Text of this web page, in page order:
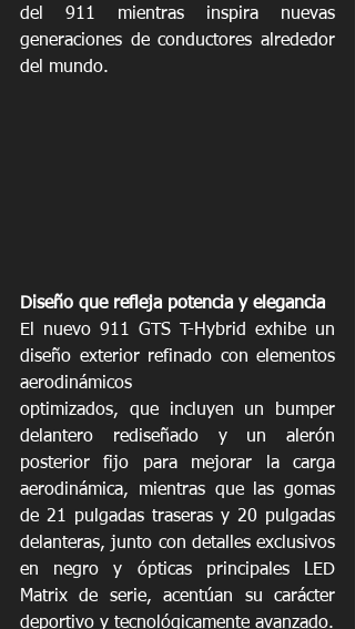
del 911 mientras inspira nuevas
generaciones de conductores alrededor
del mundo.
Diseño que refleja potencia y elegancia
El nuevo 911 GTS T-Hybrid exhibe un
diseño exterior refinado con elementos
aerodinámicos
optimizados, que incluyen un bumper
delantero rediseñado y un alerón
posterior fijo para mejorar la carga
aerodinámica, mientras que las gomas
de 21 pulgadas traseras y 20 pulgadas
delanteras, junto con detalles exclusivos
en negro y ópticas principales LED
Matrix de serie, acentúan su carácter
deportivo y tecnológicamente avanzado.